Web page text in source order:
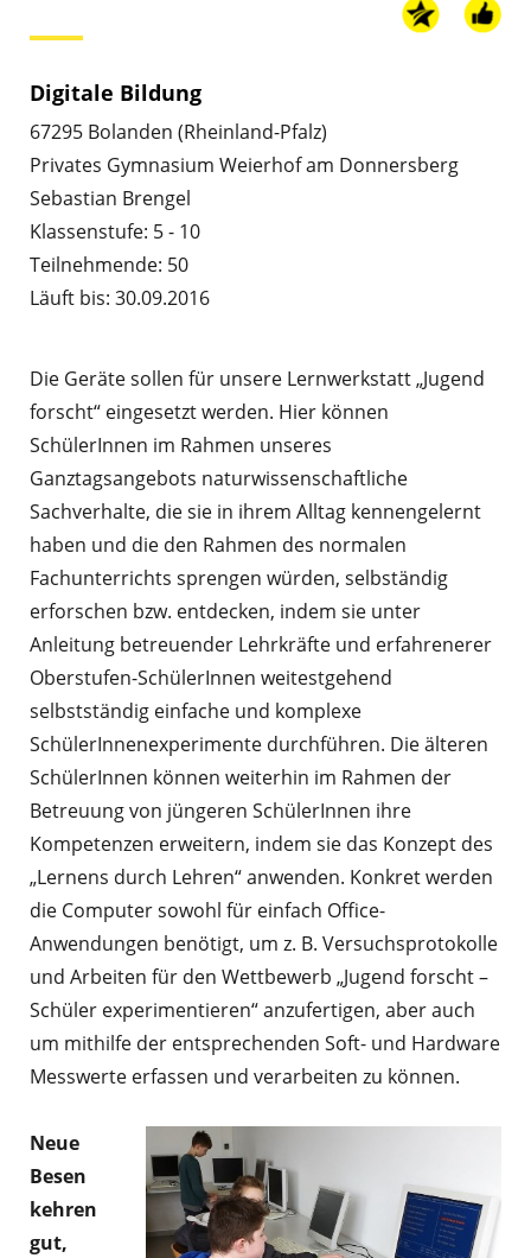
Digitale Bildung
67295 Bolanden (Rheinland-Pfalz)
Privates Gymnasium Weierhof am Donnersberg
Sebastian Brengel
Klassenstufe: 5 - 10
Teilnehmende: 50
Läuft bis: 30.09.2016
Die Geräte sollen für unsere Lernwerkstatt „Jugend
forscht“ eingesetzt werden. Hier können
SchülerInnen im Rahmen unseres
Ganztagsangebots naturwissenschaftliche
Sachverhalte, die sie in ihrem Alltag kennengelernt
haben und die den Rahmen des normalen
Fachunterrichts sprengen würden, selbständig
erforschen bzw. entdecken, indem sie unter
Anleitung betreuender Lehrkräfte und erfahrenerer
Oberstufen-SchülerInnen weitestgehend
selbstständig einfache und komplexe
SchülerInnenexperimente durchführen. Die älteren
SchülerInnen können weiterhin im Rahmen der
Betreuung von jüngeren SchülerInnen ihre
Kompetenzen erweitern, indem sie das Konzept des
„Lernens durch Lehren“ anwenden. Konkret werden
die Computer sowohl für einfach Office-
Anwendungen benötigt, um z. B. Versuchsprotokolle
und Arbeiten für den Wettbewerb „Jugend forscht –
Schüler experimentieren“ anzufertigen, aber auch
um mithilfe der entsprechenden Soft- und Hardware
Messwerte erfassen und verarbeiten zu können.
Neue
Besen
kehren
gut,